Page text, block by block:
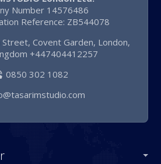
Number 14576486
Reference: ZB544078
Covent Garden, London,
+447404412257
0850 302 1082